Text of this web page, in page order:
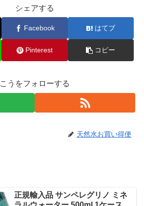
シェアする
Facebook はてブ
Pinterest コピー
こうをフォローする
天然水お買い得便
正規輸入品 サンペレグリノ ミネ